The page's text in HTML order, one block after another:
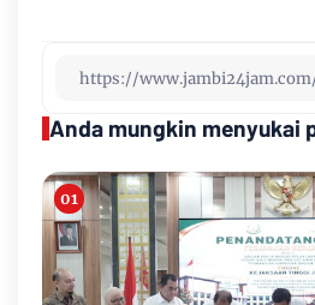
Anda mungkin menyukai